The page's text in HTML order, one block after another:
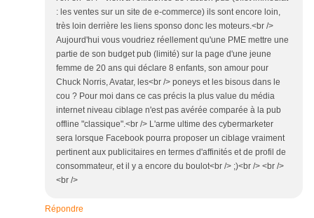
: les ventes sur un site de e-commerce) ils sont encore loin,
très loin derrière les liens sponso donc les moteurs.<br />
Aujourd'hui vous voudriez réellement qu'une PME mettre une
partie de son budget pub (limité) sur la page d'une jeune
femme de 20 ans qui déclare 8 enfants, son amour pour
Chuck Norris, Avatar, les<br /> poneys et les bisous dans le
cou ? Pour moi dans ce cas précis la plus value du média
internet niveau ciblage n'est pas avérée comparée à la pub
offline "classique".<br /> L'arme ultime des cybermarketer
sera lorsque Facebook pourra proposer un ciblage vraiment
pertinent aux publicitaires en termes d'affinités et de profil de
consommateur, et il y a encore du boulot<br /> ;)<br /> <br />
<br />
Répondre